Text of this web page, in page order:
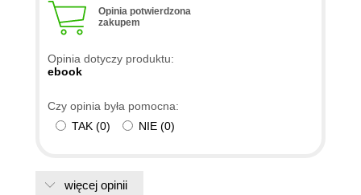
Opinia potwierdzona
zakupem
Opinia dotyczy produktu:
ebook
Czy opinia była pomocna:
TAK (0) NIE (0)
więcej opinii